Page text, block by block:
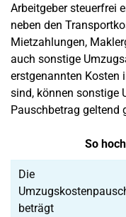
Arbeitgeber steuerfrei
neben den
Mietzahlungen,
auch sonstige
erstgenannten Kosten
sind, können sonstige
Pauschbetrag geltend
So
Die
beträgt